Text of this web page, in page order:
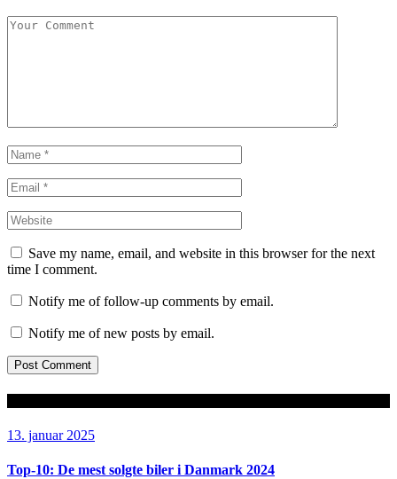
Save my name, email, and website in this browser for the next
time I comment.
Notify me of follow-up comments by email.
Notify me of new posts by email.
13. januar 2025
Top-10: De mest solgte biler i Danmark 2024